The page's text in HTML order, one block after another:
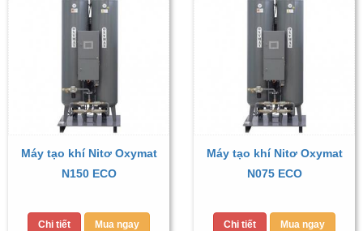
Máy tạo khí Nitơ Oxymat
N150 ECO
Chi tiết Mua ngay
Máy tạo khí Nitơ Oxymat
N075 ECO
Chi tiết Mua ngay